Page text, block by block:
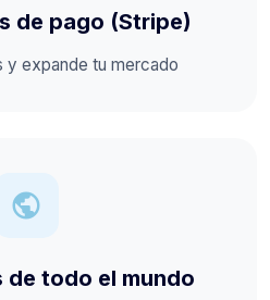
de pago (Stripe)
y expande tu mercado
public
de todo el mundo